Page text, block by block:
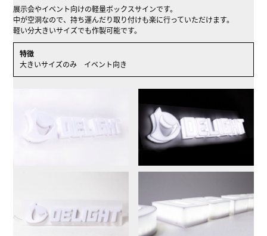
展示会やイベント向けの軽量ボックスサインです。
中が空洞なので、持ち運んだり取り付けも楽に行っていただけます。
軽い分大きいサイズでも作製可能です。
特徴
大きいサイズのみ イベント向き